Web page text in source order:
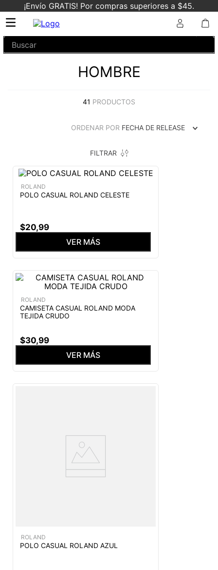
¡Envío GRATIS! Por compras superiores a $45.
Buscar
HOMBRE
41 PRODUCTOS
ORDENAR POR FECHA DE RELEASE
FILTRAR
ROLAND
POLO CASUAL ROLAND CELESTE
$20,99
VER MÁS
ROLAND
CAMISETA CASUAL ROLAND MODA
TEJIDA CRUDO
$30,99
VER MÁS
ROLAND
POLO CASUAL ROLAND AZUL